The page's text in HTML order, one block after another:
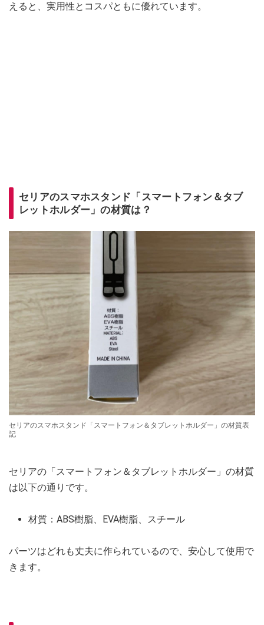
えると、実用性とコスパともに優れています。
セリアのスマホスタンド「スマートフォン＆タブ
レットホルダー」の材質は？
セリアのスマホスタンド「スマートフォン＆タブレットホルダー」の材質表
記
セリアの「スマートフォン＆タブレットホルダー」の材質
は以下の通りです。
材質：ABS樹脂、EVA樹脂、スチール
パーツはどれも丈夫に作られているので、安心して使用で
きます。